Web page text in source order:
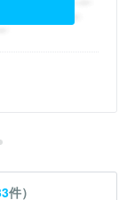
件）